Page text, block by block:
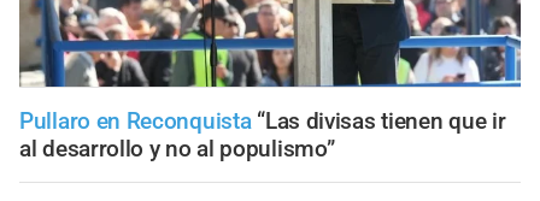
Pullaro en Reconquista “Las divisas tienen que ir
al desarrollo y no al populismo”